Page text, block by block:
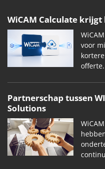
WiCAM Calculate krijgt
voor
offerte.
Partnerschap tussen
Solutions